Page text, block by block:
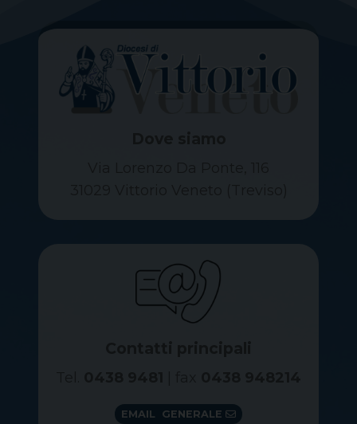
EMAIL GENERALE